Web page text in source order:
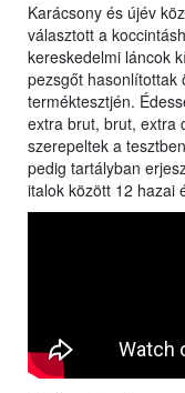
Karácsony és újév
választott a
kereskedelmi láncok
pezsgőt hasonlítottak
terméktesztjén.
extra brut, brut, extra
szerepeltek a
pedig tartályban
italok között 12 hazai